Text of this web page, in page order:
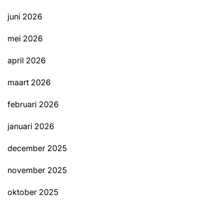
juni 2026
mei 2026
april 2026
maart 2026
februari 2026
januari 2026
december 2025
november 2025
oktober 2025